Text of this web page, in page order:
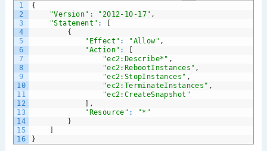
1
2
3
4
5
6
7
8
9
10
11
12
13
14
15
16
{
"Version" : "2012-10-17" ,
"Statement" :
{
"Effect" : "Allow" ,
"Action" :
"ec2:Describe*" ,
"ec2:RebootInstances" ,
"ec2:StopInstances" ,
"ec2:TerminateInstances" ,
"ec2:CreateSnapshot"
,
"Resource" :
"*"
}
}